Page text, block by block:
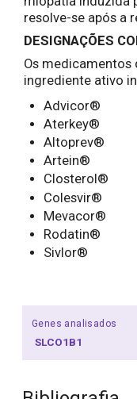
resolve-se após a
DESIGNAÇÕES
Os
ingrediente ativo
Advicor®
Aterkey®
Altoprev®
Artein®
Closterol®
Colesvir®
Mevacor®
Rodatin®
Sivlor®
Genes analisados
SLCO1B1